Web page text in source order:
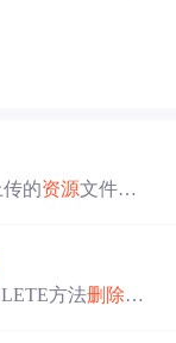
的资源文件，
方法删除资